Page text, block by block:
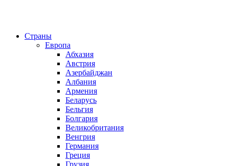
Страны
Европа
Абхазия
Австрия
Азербайджан
Албания
Армения
Беларусь
Бельгия
Болгария
Великобритания
Венгрия
Германия
Греция
Грузия